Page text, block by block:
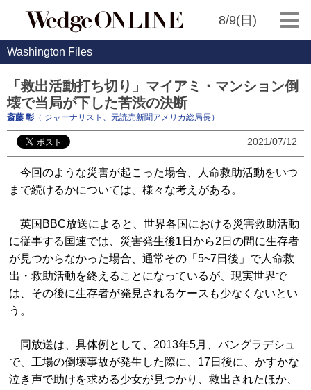
8/9(日)
Washington Files
「救出活動打ち切り」マイアミ・マンション倒
壊で当局が下した苦渋の決断
斎藤 彰 （ ジャーナリスト、元読売新聞アメリカ総局長）
2021/07/12
今回のような災害が起こった場合、人命救助活動をいつ
まで続けるかについては、様々な考えがある。
英国BBC放送によると、世界各国における災害救助活動
に従事する国連では、災害発生後1日から2日の間に生存者
が見つからなかった場合、通常その「5~7日後」で人命救
出・救助活動を終えることになっているが、現実世界で
は、その後に生存者が発見されるケースも少なくないとい
う。
同放送は、具体例として、2013年5月、バングラデシュ
で、工場の倒壊事故が発生した際に、17日後に、かすかな
泣き声で助けを求める少女が見つかり、救出されたほか、